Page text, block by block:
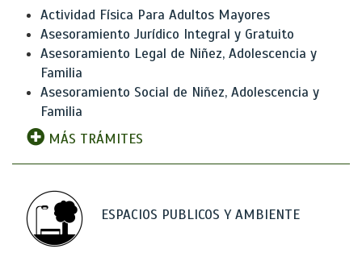
Actividad Física Para Adultos Mayores
Asesoramiento Jurídico Integral y Gratuito
Asesoramiento Legal de Niñez, Adolescencia y
Familia
Asesoramiento Social de Niñez, Adolescencia y
Familia
MÁS TRÁMITES
ESPACIOS PUBLICOS Y AMBIENTE